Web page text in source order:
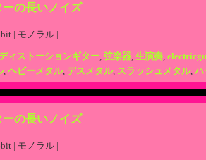
ーの長いノイズ
| モノラル |
ィストーションギター, 弦楽器, 生演奏,
, ヘビーメタル, デスメタル, スラッシュメタル, ハ
ーの長いノイズ
| モノラル |